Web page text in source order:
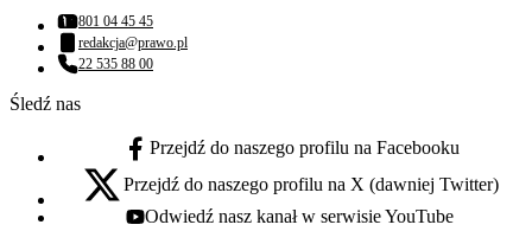
Numer telefonu:
801 04 45 45
Adres email:
redakcja@prawo.pl
Numer telefonu:
22 535 88 00
Śledź nas
facebook - otwiera się w nowej karcie
Przejdź do naszego profilu na Facebooku
x - otwiera się w nowej karcie
Przejdź do naszego profilu na X (dawniej Twitter)
youtube - otwiera się w nowej karcie
Odwiedź nasz kanał w serwisie YouTube